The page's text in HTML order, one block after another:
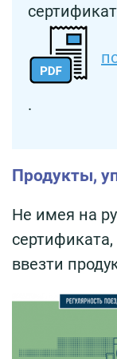
.
Продукты,
Не имея на
ввезти